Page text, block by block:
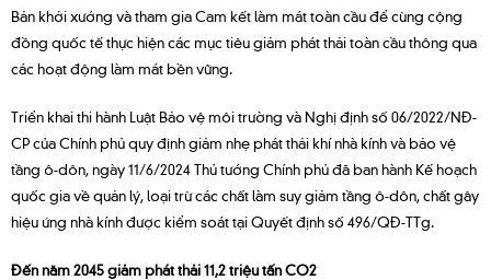
Bản khởi xướng và tham gia Cam kết làm mát toàn cầu để cùng cộng
đồng quốc tế thực hiện các mục tiêu giảm phát thải toàn cầu thông qua
các hoạt động làm mát bền vững.
Triển khai thi hành Luật Bảo vệ môi trường và Nghị định số 06/2022/NĐ-
CP của Chính phủ quy định giảm nhẹ phát thải khí nhà kính và bảo vệ
tầng ô-dôn, ngày 11/6/2024 Thủ tướng Chính phủ đã ban hành Kế hoạch
quốc gia về quản lý, loại trừ các chất làm suy giảm tầng ô-dôn, chất gây
hiệu ứng nhà kính được kiểm soát tại Quyết định số 496/QĐ-TTg.
Đến năm 2045 giảm phát thải 11,2 triệu tấn CO2